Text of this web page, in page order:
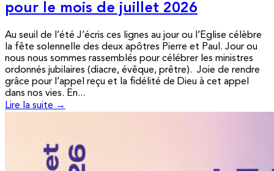
pour le mois de juillet 2026
Au seuil de l’été J’écris ces lignes au jour ou l’Eglise célèbre
la fête solennelle des deux apôtres Pierre et Paul. Jour ou
nous nous sommes rassemblés pour célébrer les ministres
ordonnés jubilaires (diacre, évêque, prêtre). Joie de rendre
grâce pour l’appel reçu et la fidélité de Dieu à cet appel
dans nos vies. En...
Lire la suite →